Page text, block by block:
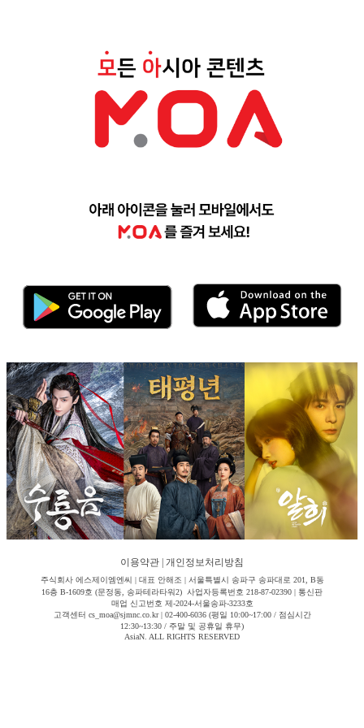
이용약관 개인정보처리방침
주식회사 에스제이엠엔씨 | 대표 안해조 | 서울특별시 송파구 송파대로 201, B동
16층 B-1609호 (문정동, 송파테라타워2) 사업자등록번호 218-87-02390 | 통신판
매업 신고번호 제-2024-서울송파-3233호
고객센터 cs_moa@sjmnc.co.kr | 02-400-6036 (평일 10:00~17:00 / 점심시간
12:30~13:30 / 주말 및 공휴일 휴무)
AsiaN. ALL RIGHTS RESERVED